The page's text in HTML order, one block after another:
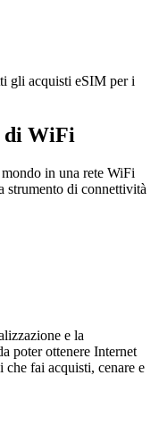
gli acquisti eSIM per i
di WiFi
in una rete WiFi
strumento di connettività
e la
poter ottenere Internet
fai acquisti, cenare e